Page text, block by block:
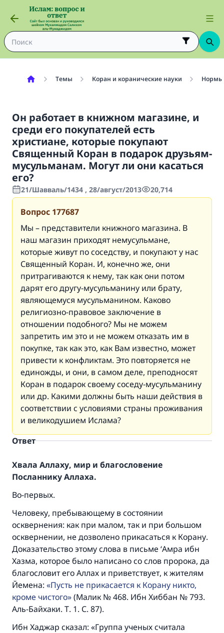
Темы Коран и коранические науки
Он работает в книжном магазине, и
среди его покупателей есть
христиане, которые покупают
Священный Коран в подарок друзьям-
мусульманам. Могут ли они касаться
его?
21/Шавваль/1434 , 28/август/2013 20,714
Вопрос 177687
Мы – представители книжного магазина. В
наш магазин приходят немусульмане,
которые живут по соседству, и покупают у нас
Священный Коран. И, конечно же, они
притрагиваются к нему, так как они потом
дарят его другу-мусульманину или брату,
являющемуся мусульманином. Каково
религиозно-правовое заключение в
отношении подобного? Мы не можем
запретить им это и не можем отказать им в
покупке, так как это, как Вам известно, может
привести к конфликтам. Это повторяется не
единожды, и они, в самом деле, преподносят
Коран в подарок своему соседу-мусульманину
или др. Какими должны быть наши действия в
соответствии с условиями страны проживания
и великодушием Ислама?
Ответ
Хвала Аллаху, мир и благословение
Посланнику Аллаха.
Во-первых.
Человеку, пребывающему в состоянии
осквернения: как при малом, так и при большом
осквернении, не дозволено прикасаться к Корану.
Доказательство этому слова в письме ‘Амра ибн
Хазма, которое было написано со слов пророка, да
благословит его Аллах и приветствует, к жителям
Йемена:
Пусть не прикасается к Корану никто,
кроме чистого (Малик № 468. Ибн Хиббан № 793.
Аль-Байхаки. Т. 1. С. 87).
Ибн Хаджар сказал: «Группа ученых считала